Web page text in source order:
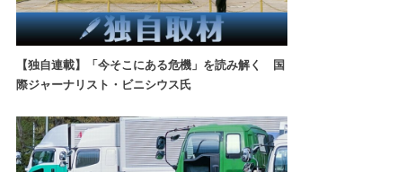
【独自連載】「今そこにある危機」を読み解く 国
際ジャーナリスト・ビニシウス氏